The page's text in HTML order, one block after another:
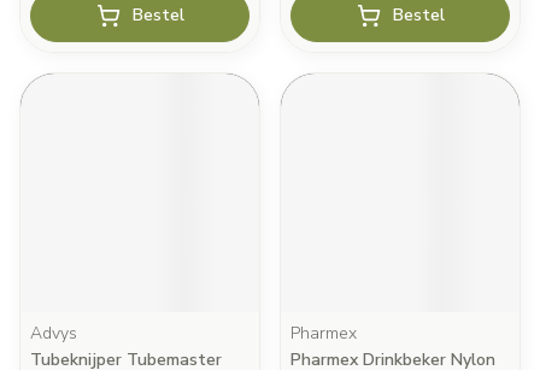
Bestel Bestel
Advys
Tubeknijper Tubemaster
Pharmex
Pharmex Drinkbeker Nylon